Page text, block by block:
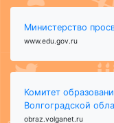
Министерство
www.edu.gov.ru
Комитет
Волгоградской
obraz.volganet.ru